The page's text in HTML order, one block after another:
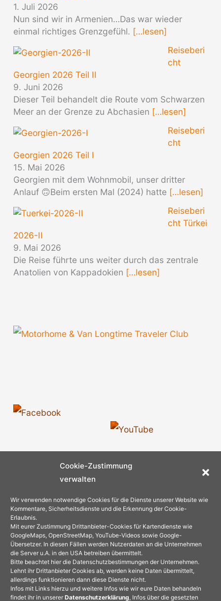
Cookie-Zustimmung
verwalten
Wir verwenden notwendige Cookies für die Dienste unserer Website wie
Kommentare, Sicherheitsdienste und die Erkennung der Cookie-
Erlaubnis.
Mit eurer Zustimmung Drittanbieter-Cookies für Kartendienste wie
GoogleMaps, OpenStreetMap, YouTube-Videos sowie Google-
Übersetzer. In diesen Fällen werden Nutzerdaten an die Unternehmen
die Server u.A. in den USA betreiben übermittelt.
Bitte beachtet hier die Datenschutzbestimmungen der Unternehmen.
Lehnt ihr Drittanbieter Cookies ab, werden keine Daten übermittelt,
allerdings funktionieren dann diese Dienste nicht.
Infos mit Links hierzu und weitere Infos wie wir eure Daten behandeln
findet ihr in unserer Datenschutzerklärung, Infos über die gesetzten
1. Juli 2026
Nun sind wir in Armenien…Das war wieder
einmal richtiges Grenzgefühl. […lesen]
Reiseberi
cht
Georgien 2026 Teil II
9. Juni 2026
Dieser Teil behandelt die Route vom Schwarzen
Meer an der Grenze zu Abchasien […lesen]
Reiseberi
cht
Georgien 2026 Teil I
15. Mai 2026
Georgien mit dem Wohnmobil, unser dritter
Anlauf 🙃Beim ersten Mal (2024) hatte […lesen]
Reiseberi
cht Türkei
2026-II
9. Mai 2026
Die Reise führte uns weiter durch das zentrale
Anatolien von Kappadokien […lesen]